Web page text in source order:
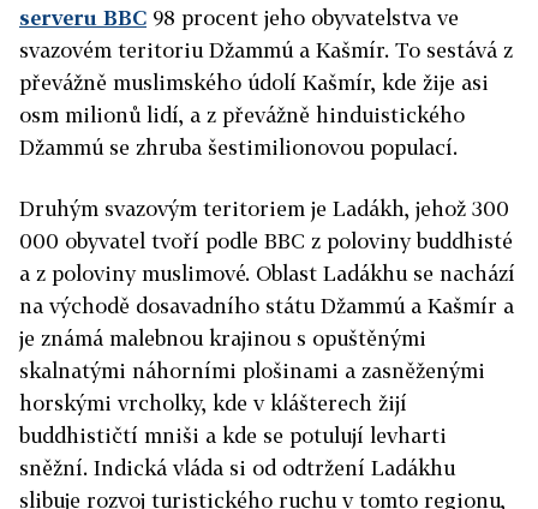
serveru BBC 98 procent jeho obyvatelstva ve
svazovém teritoriu Džammú a Kašmír. To sestává z
převážně muslimského údolí Kašmír, kde žije asi
osm milionů lidí, a z převážně hinduistického
Džammú se zhruba šestimilionovou populací.
Druhým svazovým teritoriem je Ladákh, jehož 300
000 obyvatel tvoří podle BBC z poloviny buddhisté
a z poloviny muslimové. Oblast Ladákhu se nachází
na východě dosavadního státu Džammú a Kašmír a
je známá malebnou krajinou s opuštěnými
skalnatými náhorními plošinami a zasněženými
horskými vrcholky, kde v klášterech žijí
buddhističtí mniši a kde se potulují levharti
sněžní. Indická vláda si od odtržení Ladákhu
slibuje rozvoj turistického ruchu v tomto regionu,